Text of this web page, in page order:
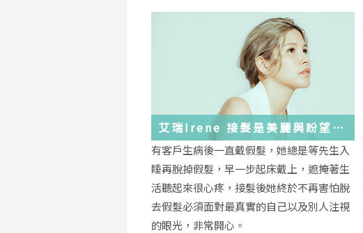
艾瑞Irene 接髮是美麗與盼望的
化身
有客戶生病後一直戴假髮，她總是等先生入
睡再脫掉假髮，早一步起床戴上，遮掩著生
活聽起來很心疼，接髮後她終於不再害怕脫
去假髮必須面對最真實的自己以及別人注視
的眼光，非常開心。